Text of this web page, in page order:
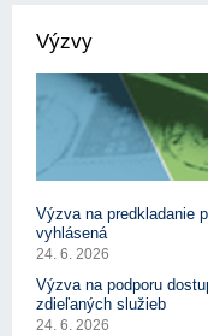
Výzvy
Výzva na predkladanie
vyhlásená
24. 6. 2026
Výzva na podporu
zdieľaných služieb
24. 6. 2026